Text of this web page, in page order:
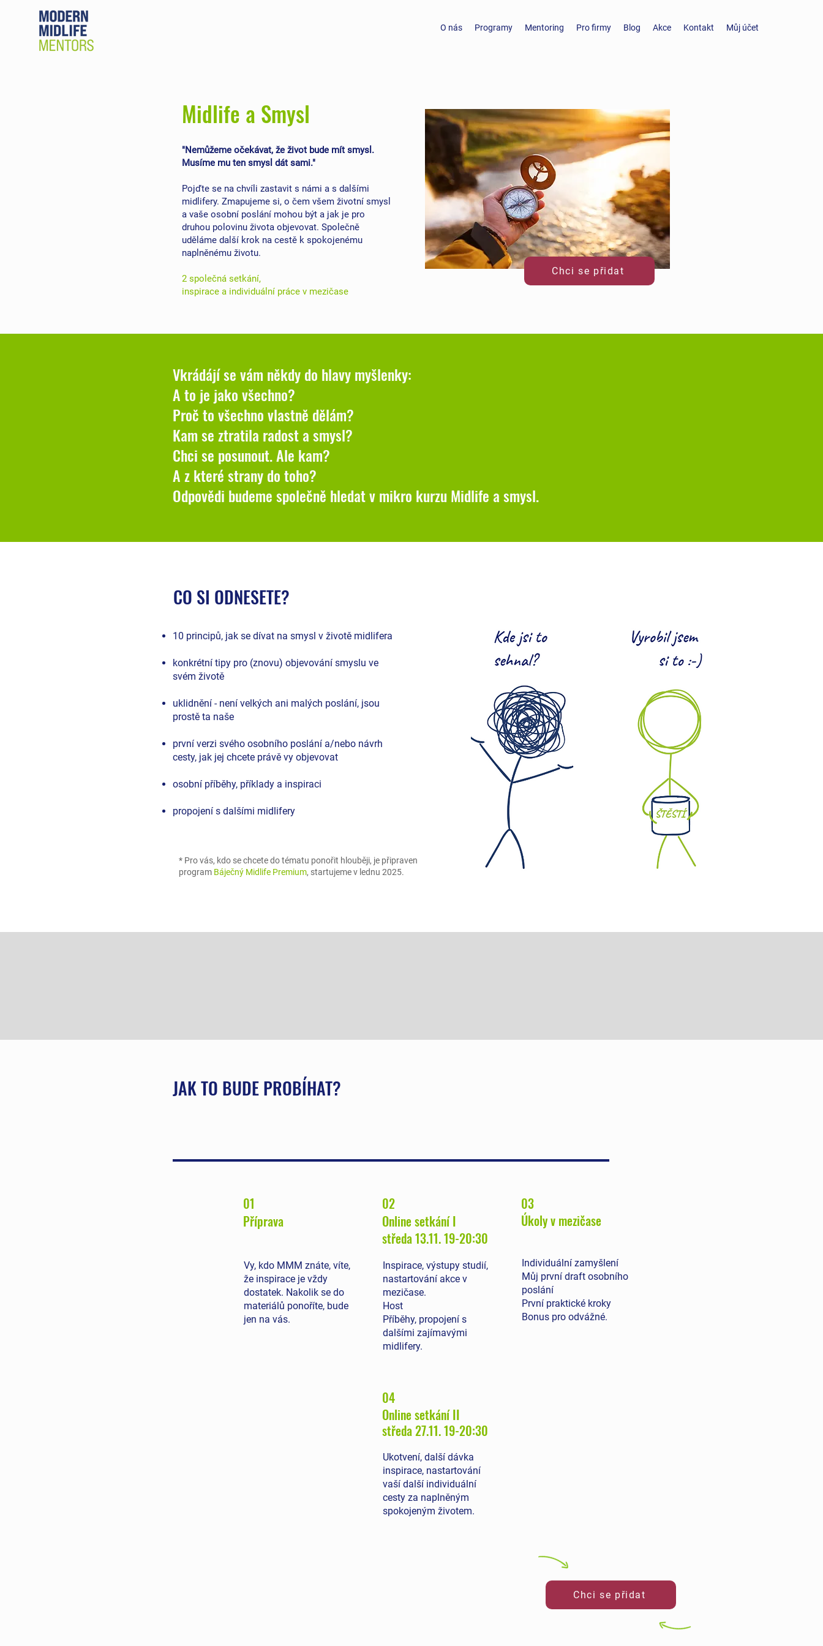
O nás Programy Mentoring Pro firmy Blog Akce Kontakt Můj účet
Midlife a Smysl
"Nemůžeme očekávat, že život bude mít smysl.
Musíme mu ten smysl dát sami."
Pojďte se na chvíli zastavit s námi a s dalšími
midlifery. Zmapujeme si, o čem všem životní smysl
a vaše osobní poslání mohou být a jak je pro
druhou polovinu života objevovat. Společně
uděláme další krok na cestě k spokojenému
naplněnému životu.
2 společná setkání,
inspirace a individuální práce v mezičase
Chci se přidat
Vkrádájí se vám někdy do hlavy myšlenky:
A to je jako všechno?
Proč to všechno vlastně dělám?
Kam se ztratila radost a smysl?
Chci se posunout. Ale kam?
A z které strany do toho?
Odpovědi budeme společně hledat v mikro kurzu Midlife a smysl.
CO SI ODNESETE?
​10 principů, jak se dívat na smysl v životě midlifera
konkrétní tipy pro (znovu) objevování smyslu ve
svém životě
uklidnění - není velkých ani malých poslání, jsou
prostě ta naše
první verzi svého osobního poslání a/nebo návrh
cesty, jak jej chcete právě vy objevovat
osobní příběhy, příklady a inspiraci
propojení s dalšími midlifery
* Pro vás, kdo se chcete do tématu ponořit hlouběji, je připraven
program Báječný Midlife Premium, startujeme v lednu 2025.
JAK TO BUDE PROBÍHAT?
01
Příprava
Vy, kdo MMM znáte, víte,
že inspirace je vždy
dostatek. Nakolik se do
materiálů ponoříte, bude
jen na vás.
02
Online setkání I
středa 13.11. 19-20:30
Inspirace, výstupy studií,
nastartování akce v
mezičase.
Host
Příběhy, propojení s
dalšími zajímavými
midlifery.
03
Úkoly v mezičase
Individuální zamyšlení
Můj první draft osobního
poslání
První praktické kroky
Bonus pro odvážné.
04
Online setkání II
středa 27.11.19-20:30
Ukotvení, další dávka
inspirace, nastartování
vaší další individuální
cesty za naplněným
spokojeným životem.
Chci se přidat